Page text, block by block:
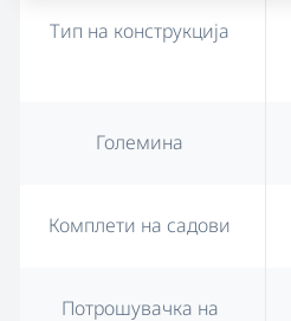
Тип на конструкција
Големина
Комплети на садови
Потрошувачка на